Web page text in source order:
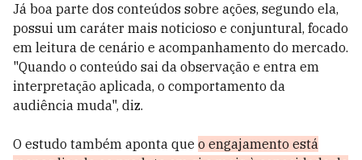
Já boa parte dos conteúdos sobre ações, segundo ela,
possui um caráter mais noticioso e conjuntural, focado
em leitura de cenário e acompanhamento do mercado.
"Quando o conteúdo sai da observação e entra em
interpretação aplicada, o comportamento da
audiência muda", diz.
O estudo também aponta que o engajamento está